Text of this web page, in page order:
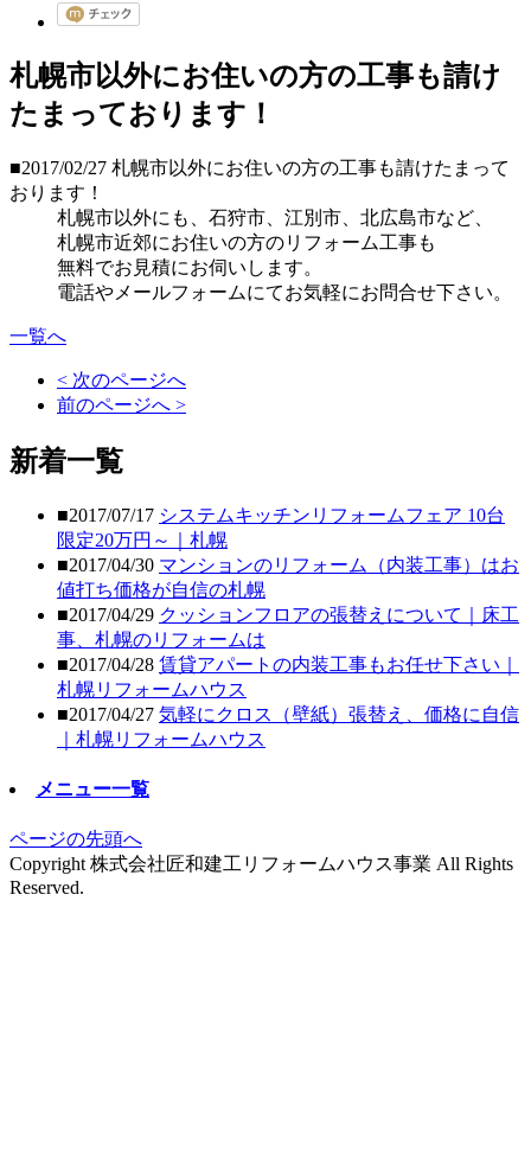
札幌市以外にお住いの方の工事も請け
たまっております！
■2017/02/27 札幌市以外にお住いの方の工事も請けたまって
おります！
札幌市以外にも、石狩市、江別市、北広島市など、
札幌市近郊にお住いの方のリフォーム工事も
無料でお見積にお伺いします。
電話やメールフォームにてお気軽にお問合せ下さい。
一覧へ
< 次のページへ
前のページへ >
新着一覧
■2017/07/17 システムキッチンリフォームフェア 10台
限定20万円～｜札幌
■2017/04/30 マンションのリフォーム（内装工事）はお
値打ち価格が自信の札幌
■2017/04/29 クッションフロアの張替えについて｜床工
事、札幌のリフォームは
■2017/04/28 賃貸アパートの内装工事もお任せ下さい｜
札幌リフォームハウス
■2017/04/27 気軽にクロス（壁紙）張替え、価格に自信
｜札幌リフォームハウス
メニュー一覧
ページの先頭へ
Copyright 株式会社匠和建工リフォームハウス事業 All Rights
Reserved.